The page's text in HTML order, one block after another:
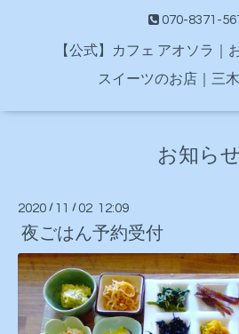
070-8371-
【公式】カフェ アオソラ｜
スイーツのお店｜三
お知らせ
2020 / 11 / 02 12:09
夜ごはん予約受付